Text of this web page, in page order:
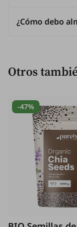
¿Cómo debo
Otros
-47%